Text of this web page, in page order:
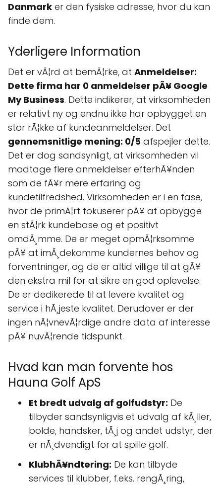
Danmark er den fysiske adresse, hvor du kan
finde dem.
Yderligere Information
Det er vÃ¦rd at bemÃ¦rke, at Anmeldelser:
Dette firma har 0 anmeldelser pÃ¥ Google
My Business. Dette indikerer, at virksomheden
er relativt ny og endnu ikke har opbygget en
stor rÃ¦kke af kundeanmeldelser. Det
gennemsnitlige mening: 0/5 afspejler dette.
Det er dog sandsynligt, at virksomheden vil
modtage flere anmeldelser efterhÃ¥nden
som de fÃ¥r mere erfaring og
kundetilfredshed. Virksomheden er i en fase,
hvor de primÃ¦rt fokuserer pÃ¥ at opbygge
en stÃ¦rk kundebase og et positivt
omdÃ¸mme. De er meget opmÃ¦rksomme
pÃ¥ at imÃ¸dekomme kundernes behov og
forventninger, og de er altid villige til at gÃ¥
den ekstra mil for at sikre en god oplevelse.
De er dedikerede til at levere kvalitet og
service i hÃ¸jeste kvalitet. Derudover er der
ingen nÃ¦vnevÃ¦rdige andre data af interesse
pÃ¥ nuvÃ¦rende tidspunkt.
Hvad kan man forvente hos
Hauna Golf ApS
Et bredt udvalg af golfudstyr: De
tilbyder sandsynligvis et udvalg af kÃ¸ller,
bolde, handsker, tÃ¸j og andet udstyr, der
er nÃ¸dvendigt for at spille golf.
KlubhÃ¥ndtering: De kan tilbyde
services til klubber, f.eks. rengÃ¸ring,